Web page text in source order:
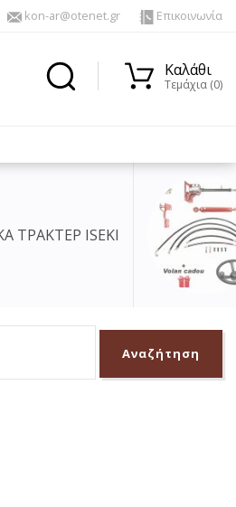
kon-ar@otenet.gr Επικοινωνία
Καλάθι
Τεμάχια (0)
ΥΔΡΑΥΛΙΚΑ ΤΙΜΟΝΙΑ